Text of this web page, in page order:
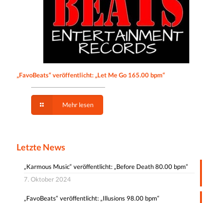
„FavoBeats“ veröffentlicht: „Let Me Go 165.00 bpm“
Mehr lesen
Letzte News
„Karmous Music“ veröffentlicht: „Before Death 80.00 bpm“
7. Oktober 2024
„FavoBeats“ veröffentlicht: „Illusions 98.00 bpm“